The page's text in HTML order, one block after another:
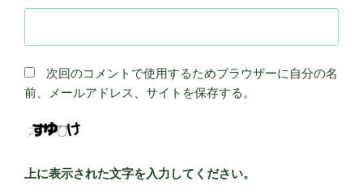
次回のコメントで使用するためブラウザーに自分の名
前、メールアドレス、サイトを保存する。
上に表示された文字を入力してください。